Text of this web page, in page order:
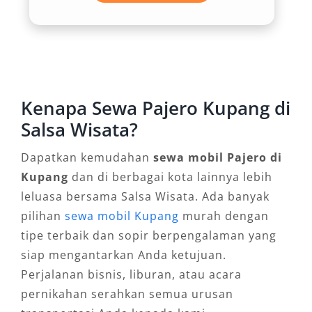
Dengan sistem penggerak roda 4×4 atau 4×2,
Pajero memberi fleksibilitas yang luas—baik
dan bulanan Pajero Kupang dibanding mobil
biasa.
3. Tampilan Gagah dan Elegan
Bagi pelaku bisnis, pejabat, atau siapa pun
yang ingin tampil profesional dan berkelas,
Pajero memberikan kesan prestise yang kuat.
Eksteriornya modern dan maskulin, dengan
sentuhan elegan yang menjadikan Pajero
sebagai simbol gaya hidup aktif dan sukses.
Kenapa Sewa Pajero Kupang di
Salsa Wisata?
Dapatkan kemudahan sewa mobil Pajero di
Kupang dan di berbagai kota lainnya lebih
leluasa bersama Salsa Wisata. Ada banyak
pilihan sewa mobil Kupang murah dengan
tipe terbaik dan sopir berpengalaman yang
siap mengantarkan Anda ketujuan.
Perjalanan bisnis, liburan, atau acara
pernikahan serahkan semua urusan